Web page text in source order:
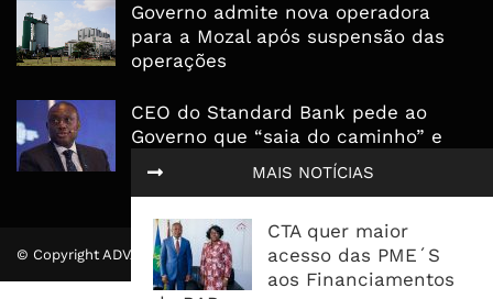
MAIS NOTÍCIAS
CTA quer maior
acesso das PME´S
aos Financiamentos
Governo admite nova operadora
para a Mozal após suspensão das
operações
CEO do Standard Bank pede ao
Governo que “saia do caminho” e
© Copyright ADVALUE. Todos Direitos Reservados.